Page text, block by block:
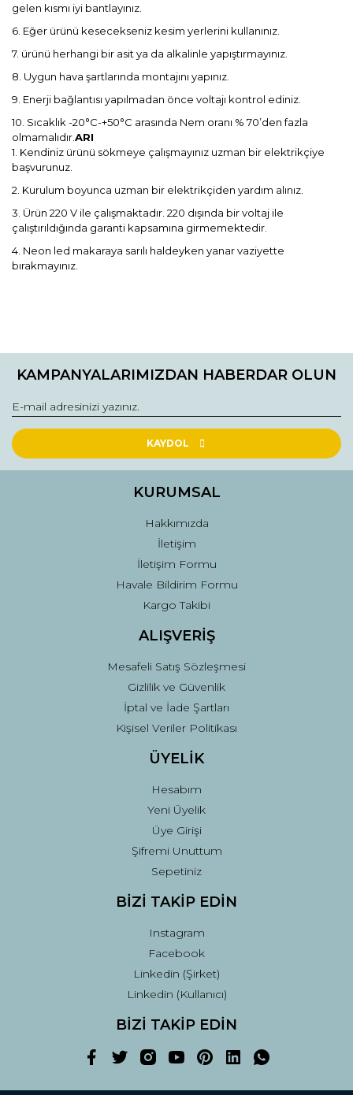
gelen kısmı iyi bantlayınız.
6. Eğer ürünü kesecekseniz kesim yerlerini kullanınız.
7. ürünü herhangi bir asit ya da alkalinle yapıştırmayınız.
8. Uygun hava şartlarında montajını yapınız.
9. Enerji bağlantısı yapılmadan önce voltajı kontrol ediniz.
10. Sıcaklık -20°C-+50°C arasında Nem oranı % 70’den fazla
olmamalıdır.ARI
1. Kendiniz ürünü sökmeye çalışmayınız uzman bir elektrikçiye
başvurunuz.
2. Kurulum boyunca uzman bir elektrikçiden yardım alınız.
3. Ürün 220 V ile çalışmaktadır. 220 dışında bir voltaj ile
çalıştırıldığında garanti kapsamına girmemektedir.
4. Neon led makaraya sarılı haldeyken yanar vaziyette
bırakmayınız.
konularda yetersiz gördüğünüz noktaları öneri formunu
Görüş ve önerileriniz için teşekkür ederiz.
Ürün resmi kalitesiz, bozuk veya görüntülenemiyor.
Ürün açıklamasında eksik bilgiler bulunuyor.
Ürün fiyatı diğer sitelerden daha pahalı.
Gönder
KAMPANYALARIMIZDAN HABERDAR OLUN
KAYDOL
KURUMSAL
Hakkımızda
İletişim
İletişim Formu
Havale Bildirim Formu
Kargo Takibi
ALIŞVERİŞ
Mesafeli Satış Sözleşmesi
Gizlilik ve Güvenlik
İptal ve İade Şartları
Kişisel Veriler Politikası
ÜYELİK
Hesabım
Yeni Üyelik
Üye Girişi
Şifremi Unuttum
Sepetiniz
BİZİ TAKİP EDİN
Instagram
Facebook
Linkedin (Şirket)
Linkedin (Kullanıcı)
BİZİ TAKİP EDİN